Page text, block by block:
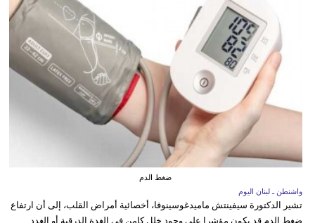
ضغط الدم
واشنطن ـ لبنان اليوم
تشير الدكتورة سيفينتش ماميدغوسينوفا، أخصائية أمراض القلب، إلى أن ارتفاع
ضغط الدم قد يكون مؤشرا على وجود خلل كامن في الغدة الدرقية أو الغدد